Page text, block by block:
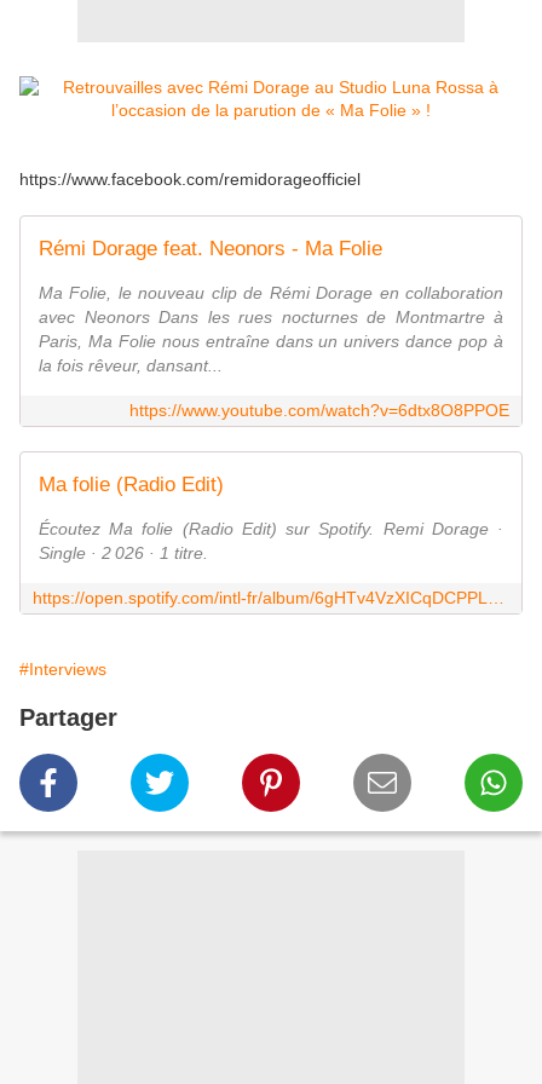
https://www.facebook.com/remidorageofficiel
Rémi Dorage feat. Neonors - Ma Folie
Ma Folie, le nouveau clip de Rémi Dorage en collaboration
avec Neonors Dans les rues nocturnes de Montmartre à
Paris, Ma Folie nous entraîne dans un univers dance pop à
la fois rêveur, dansant...
https://www.youtube.com/watch?v=6dtx8O8PPOE
Ma folie (Radio Edit)
Écoutez Ma folie (Radio Edit) sur Spotify. Remi Dorage ·
Single · 2 026 · 1 titre.
#Interviews
Partager